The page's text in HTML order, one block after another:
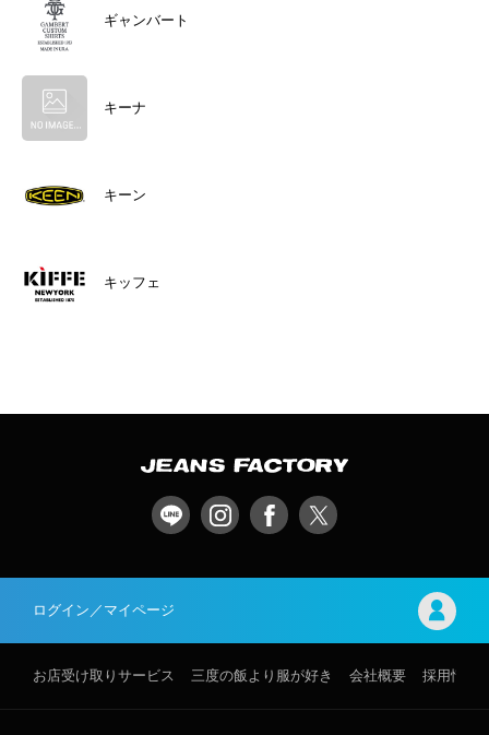
ギャンバート
キーナ
キーン
キッフェ
ログイン／マイページ
お店受け取りサービス 三度の飯より服が好き 会社概要 採用情報